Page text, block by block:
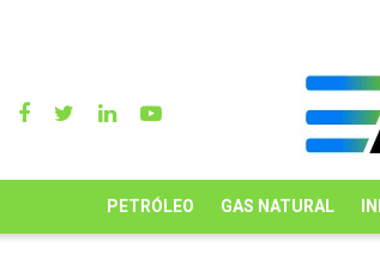
PETRÓLEO GAS NATURAL